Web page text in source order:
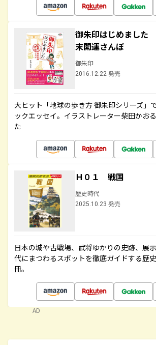
御朱印はじめまし
末開運さんぽ
御朱印
2016.12.22 発売
大ヒット「地球の歩き方 御朱印シリーズ」
ックエッセイ。イラストレーター柴田かお
た
Ｈ０１ 戦国
歴史時代
2025.10.23 発売
日本の城や古戦場、武将ゆかりの史跡、展
代にまつわるスポットを徹底ガイドする歴
冊。
AD